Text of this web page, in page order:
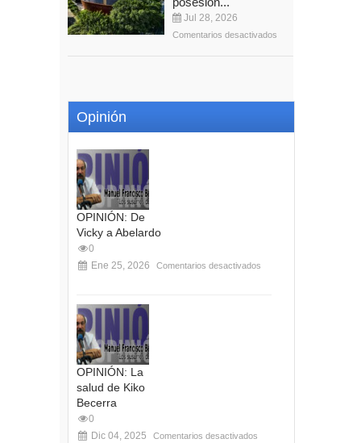
Jul 28, 2026
Comentarios desactivados
Opinión
OPINIÓN: De
Vicky a Abelardo
0
Ene 25, 2026
Comentarios desactivados
OPINIÓN: La
salud de Kiko
Becerra
0
Dic 04, 2025
Comentarios desactivados